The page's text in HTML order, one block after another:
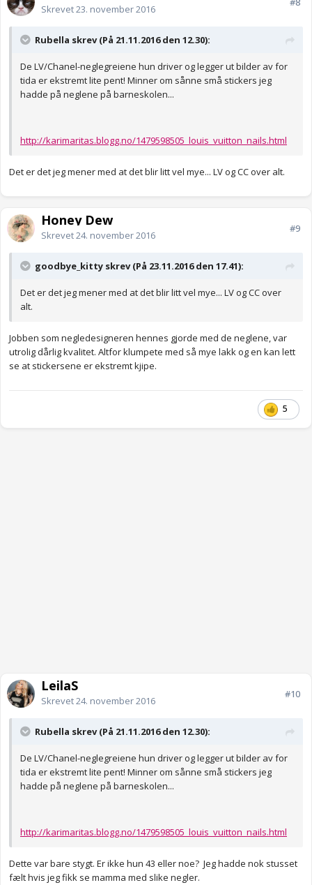
Skrevet23. november 2016
Rubella skrev (På 21.11.2016 den 12.30):
De LV/Chanel-neglegreiene hun driver og legger ut bilder av for
tida er ekstremt lite pent! Minner om sånne små stickers jeg
hadde på neglene på barneskolen...
http://karimaritas.blogg.no/1479598505_louis_vuitton_nails.html
Det er det jeg mener med at det blir litt vel mye... LV og CC over alt.
Honey Dew
Skrevet24. november 2016
#9
goodbye_kitty skrev (På 23.11.2016 den 17.41):
Det er det jeg mener med at det blir litt vel mye... LV og CC over
alt.
Jobben som negledesigneren hennes gjorde med de neglene, var
utrolig dårlig kvalitet. Altfor klumpete med så mye lakk og en kan lett
se at stickersene er ekstremt kjipe.
5
LeilaS
Skrevet24. november 2016
#10
Rubella skrev (På 21.11.2016 den 12.30):
De LV/Chanel-neglegreiene hun driver og legger ut bilder av for
tida er ekstremt lite pent! Minner om sånne små stickers jeg
hadde på neglene på barneskolen...
http://karimaritas.blogg.no/1479598505_louis_vuitton_nails.html
Dette var bare stygt. Er ikke hun 43 eller noe? Jeg hadde nok stusset
fælt hvis jeg fikk se mamma med slike negler.